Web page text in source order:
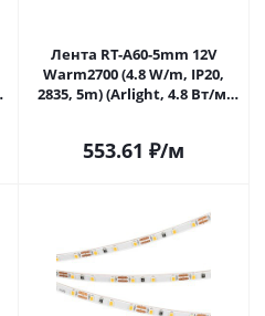
Лента RT-A60-5mm 12V
Warm2700 (4.8 W/m, IP20,
2835, 5m) (Arlight, 4.8 Вт/м,
553.61 ₽/м